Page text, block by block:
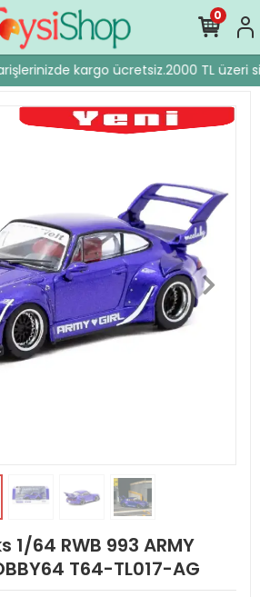
kargo ücretsiz.2000 TL üzeri
0
1/64 RWB 993 ARMY
T64-TL017-AG